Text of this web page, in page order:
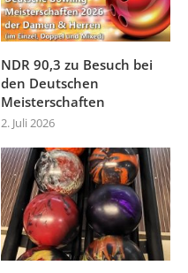
NDR 90,3 zu Besuch bei
den Deutschen
Meisterschaften
2. Juli 2026